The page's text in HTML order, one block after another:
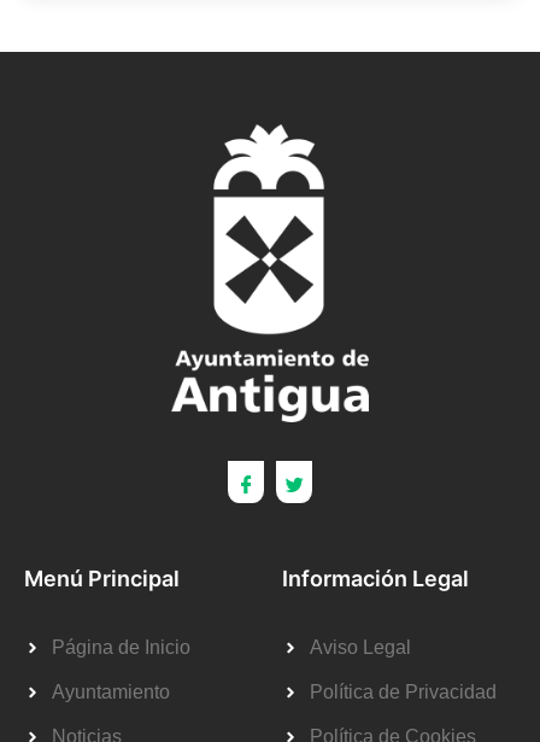
Menú Principal
Página de Inicio
Ayuntamiento
Noticias
Información Legal
Aviso Legal
Política de Privacidad
Política de Cookies